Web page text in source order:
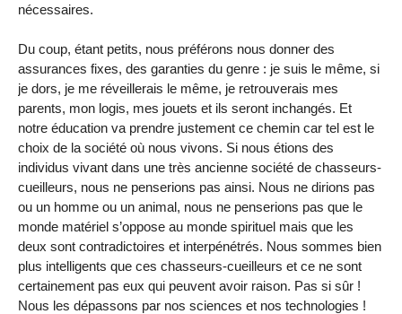
nécessaires.
Du coup, étant petits, nous préférons nous donner des
assurances fixes, des garanties du genre : je suis le même, si
je dors, je me réveillerais le même, je retrouverais mes
parents, mon logis, mes jouets et ils seront inchangés. Et
notre éducation va prendre justement ce chemin car tel est le
choix de la société où nous vivons. Si nous étions des
individus vivant dans une très ancienne société de chasseurs-
cueilleurs, nous ne penserions pas ainsi. Nous ne dirions pas
ou un homme ou un animal, nous ne penserions pas que le
monde matériel s’oppose au monde spirituel mais que les
deux sont contradictoires et interpénétrés. Nous sommes bien
plus intelligents que ces chasseurs-cueilleurs et ce ne sont
certainement pas eux qui peuvent avoir raison. Pas si sûr !
Nous les dépassons par nos sciences et nos technologies !